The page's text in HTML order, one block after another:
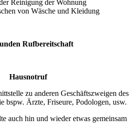
Reinigung der Wohnung
von Wäsche und Kleidung
Rufbereitschaft
Hausnotruf
zu anderen Geschäftszweigen des
bspw. Ärzte, Friseure, Podologen, usw.
auch hin und wieder etwas gemeinsam